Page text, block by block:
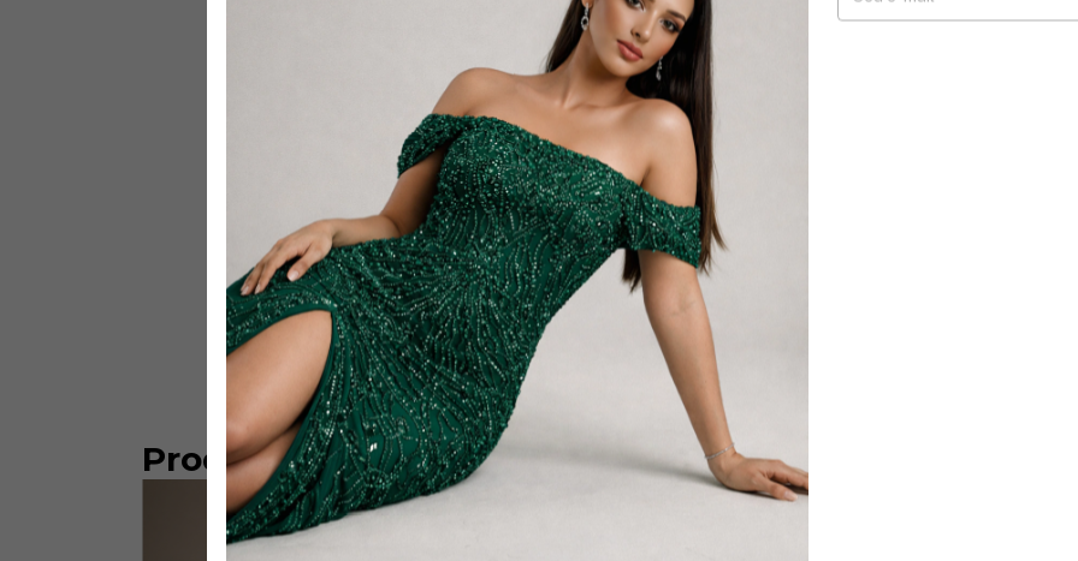
um caimento
para ocasiões
Com
Invista em um
Produtos similares